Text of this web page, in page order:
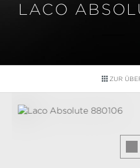
LACO
ZUR